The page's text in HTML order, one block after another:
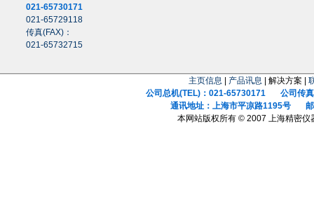
021-65730171
021-65729118
传真(FAX)：
021-65732715
主页信息 产品讯息 | 解决方案 |
公司总机(TEL)：021-65730171 公司传真
通讯地址：上海市平凉路1195号 邮
本网站版权所有 © 2007 上海精密仪